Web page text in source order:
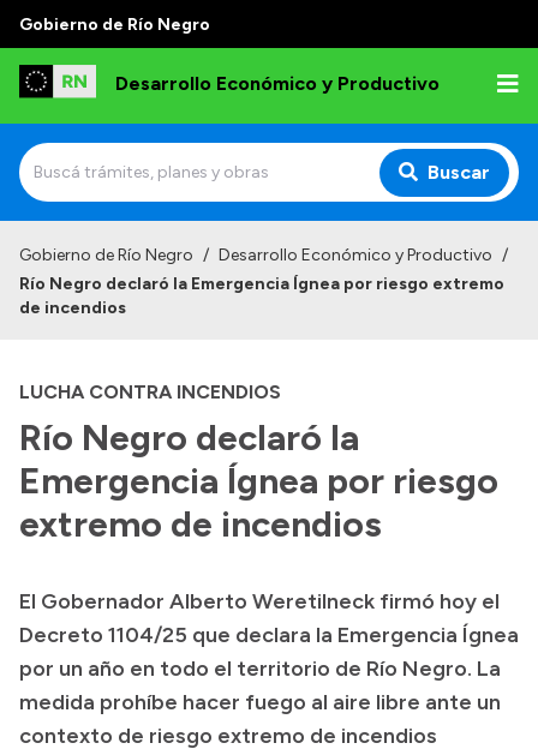
Gobierno de Río Negro
Desarrollo Económico y Productivo
Buscar
Institucional
Autoridades
Delegaciones
Normativa
Presupuesto
Boletín Oficial
Compras y licitaciones
Consulta de expedientes
Gobierno de Río Negro / Desarrollo Económico y Productivo /
Río Negro declaró la Emergencia Ígnea por riesgo extremo
de incendios
LUCHA CONTRA INCENDIOS
Río Negro declaró la
Emergencia Ígnea por riesgo
extremo de incendios
El Gobernador Alberto Weretilneck firmó hoy el
Decreto 1104/25 que declara la Emergencia Ígnea
por un año en todo el territorio de Río Negro. La
medida prohíbe hacer fuego al aire libre ante un
contexto de riesgo extremo de incendios